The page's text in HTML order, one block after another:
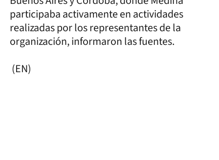
participaba activamente en actividades
realizadas por los representantes de la
organización, informaron las fuentes.
(EN)